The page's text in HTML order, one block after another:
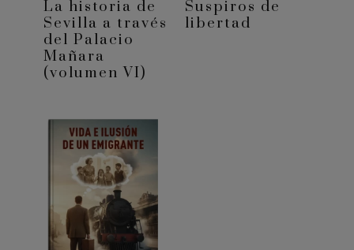
La historia de
Sevilla a través
del Palacio
Mañara
(volumen VI)
Suspiros de
libertad